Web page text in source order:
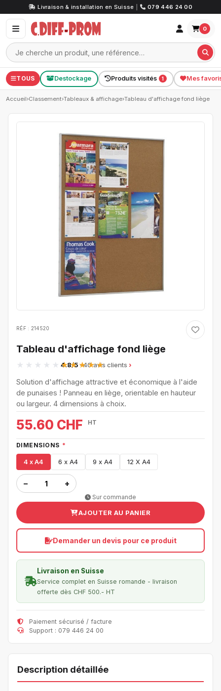
Livraison & installation en Suisse 079 446 24 00
0
TOUS Destockage Produits visités 1 Mes
Accueil›Classement›Tableaux & affichage›Tableau d'affichage fond liège
RÉF : 214520
Tableau d'affichage fond liège
4.8/5· 40 avis clients
Solution d'affichage attractive et économique à l'aide
de punaises ! Panneau en liège, orientable en hauteur
ou largeur. 4 dimensions à choix.
55.60 CHF HT
DIMENSIONS *
4 x A4 6 x A4 9 x A4 12 X A4
− +
Sur commande
AJOUTER AU PANIER
Demander un devis pour ce produit
Livraison en Suisse
Service complet en Suisse romande - livraison
offerte dès CHF 500.- HT
Paiement sécurisé / facture
Support : 079 446 24 00
Description détaillée